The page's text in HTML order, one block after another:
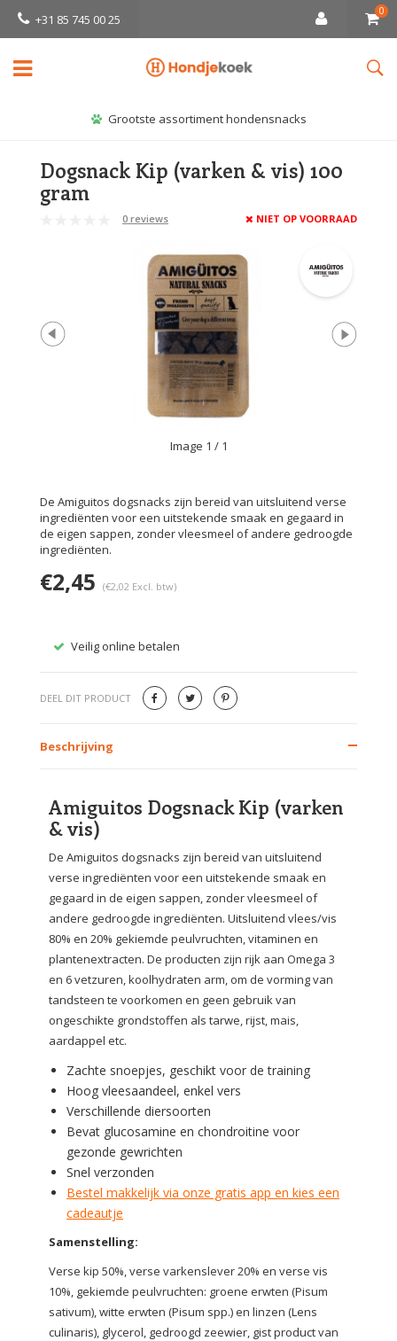
+31 85 745 00 25
0
Grootste assortiment hondensnacks
Dogsnack Kip (varken & vis) 100
gram
0 reviews NIET OP VOORRAAD
Image 1 / 1
De Amiguitos dogsnacks zijn bereid van uitsluitend verse
ingrediënten voor een uitstekende smaak en gegaard in
de eigen sappen, zonder vleesmeel of andere gedroogde
ingrediënten.
€2,45 (€2,02 Excl. btw)
Veilig online betalen
DEEL DIT PRODUCT
Beschrijving
Amiguitos Dogsnack Kip (varken
& vis)
De Amiguitos dogsnacks zijn bereid van uitsluitend
verse ingrediënten voor een uitstekende smaak en
gegaard in de eigen sappen, zonder vleesmeel of
andere gedroogde ingrediënten. Uitsluitend vlees/vis
80% en 20% gekiemde peulvruchten, vitaminen en
plantenextracten. De producten zijn rijk aan Omega 3
en 6 vetzuren, koolhydraten arm, om de vorming van
tandsteen te voorkomen en geen gebruik van
ongeschikte grondstoffen als tarwe, rijst, mais,
aardappel etc.
Zachte snoepjes, geschikt voor de training
Hoog vleesaandeel, enkel vers
Verschillende diersoorten
Bevat glucosamine en chondroitine voor
gezonde gewrichten
Snel verzonden
Bestel makkelijk via onze gratis app en kies een
cadeautje
Samenstelling:
Verse kip 50%, verse varkenslever 20% en verse vis
10%, gekiemde peulvruchten: groene erwten (Pisum
sativum), witte erwten (Pisum spp.) en linzen (Lens
culinaris), glycerol, gedroogd zeewier, gist product van